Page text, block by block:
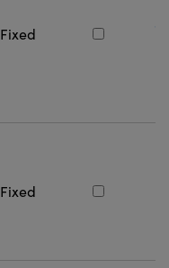
Fixed
Fixed